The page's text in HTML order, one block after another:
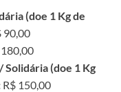
(doe 1 Kg de
90,00
Solidária (doe 1 Kg
R$ 150,00